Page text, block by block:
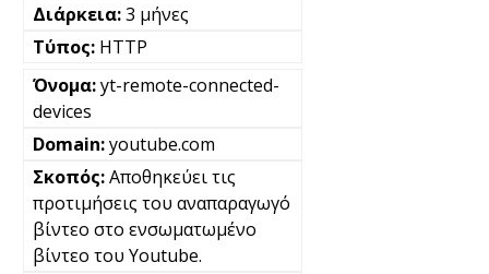
3 μήνες
HTTP
yt-remote-connected-
devices
youtube.com
Αποθηκεύει τις
προτιμήσεις του αναπαραγωγό
βίντεο στο ενσωματωμένο
βίντεο του Youtube.